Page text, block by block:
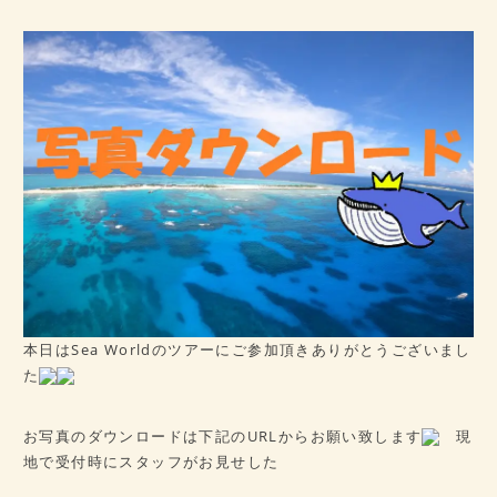
スタッフブログ
病歴チェックシート
★ご予約はこちら★
会社概要
アクセス
本日はSea Worldのツアーにご参加頂きありがとうございまし
た
お写真のダウンロードは下記のURLからお願い致します
現
地で受付時にスタッフがお見せした